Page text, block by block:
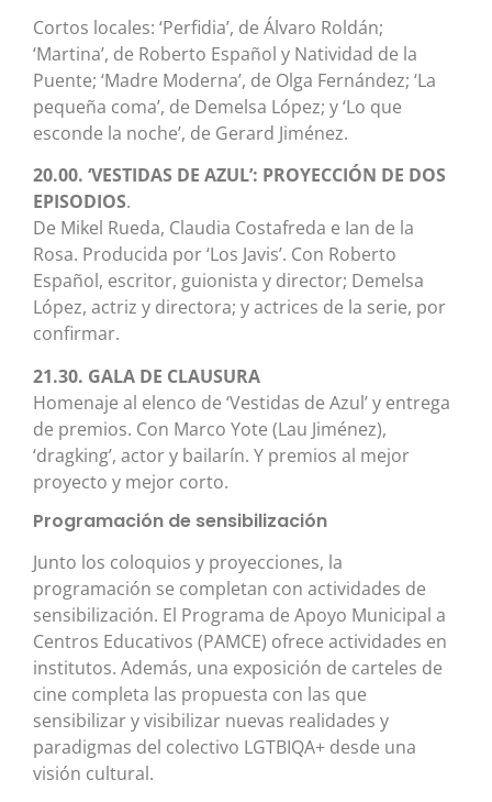
Cortos locales: ‘Perfidia’, de Álvaro Roldán;
‘Martina’, de Roberto Español y Natividad de la
Puente; ‘Madre Moderna’, de Olga Fernández; ‘La
pequeña coma’, de Demelsa López; y ‘Lo que
esconde la noche’, de Gerard Jiménez.
20.00. ‘VESTIDAS DE AZUL’: PROYECCIÓN DE DOS
EPISODIOS.
De Mikel Rueda, Claudia Costafreda e Ian de la
Rosa. Producida por ‘Los Javis’. Con Roberto
Español, escritor, guionista y director; Demelsa
López, actriz y directora; y actrices de la serie, por
confirmar.
21.30. GALA DE CLAUSURA
Homenaje al elenco de ‘Vestidas de Azul’ y entrega
de premios. Con Marco Yote (Lau Jiménez),
‘dragking’, actor y bailarín. Y premios al mejor
proyecto y mejor corto.
Programación de sensibilización
Junto los coloquios y proyecciones, la
programación se completan con actividades de
sensibilización. El Programa de Apoyo Municipal a
Centros Educativos (PAMCE) ofrece actividades en
institutos. Además, una exposición de carteles de
cine completa las propuesta con las que
sensibilizar y visibilizar nuevas realidades y
paradigmas del colectivo LGTBIQA+ desde una
visión cultural.